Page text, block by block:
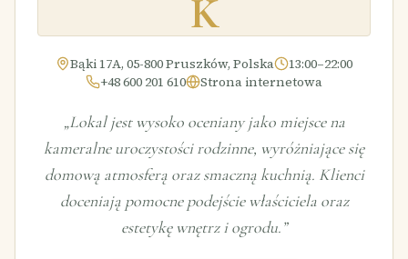
K
Bąki 17A, 05-800 Pruszków, Polska
13:00–22:00
+48 600 201 610
Strona internetowa
„Lokal jest wysoko oceniany jako miejsce na
kameralne uroczystości rodzinne, wyróżniające się
domową atmosferą oraz smaczną kuchnią. Klienci
doceniają pomocne podejście właściciela oraz
estetykę wnętrz i ogrodu.”